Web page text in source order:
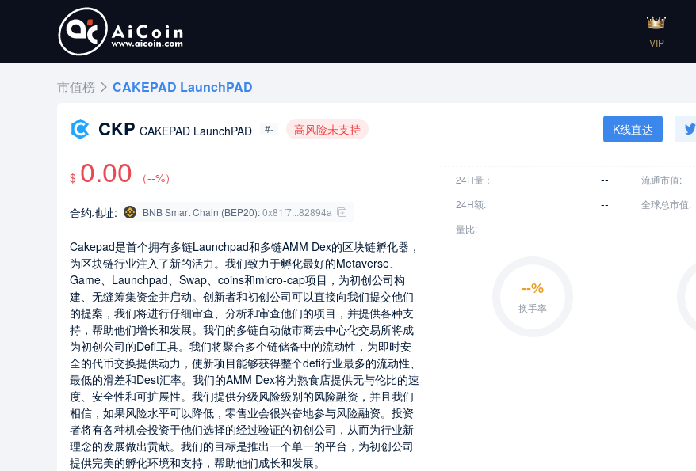
VIP
市值榜 CAKEPAD LaunchPAD
CKP CAKEPAD LaunchPAD #- 高风险未支持
$ 0.00 （--%）
合约地址: BNB Smart Chain (BEP20):0x81f7...82894a
Cakepad是首个拥有多链Launchpad和多链AMM Dex的区块链孵化器，
为区块链行业注入了新的活力。我们致力于孵化最好的Metaverse、
Game、Launchpad、Swap、coins和micro-cap项目，为初创公司构
建、无缝筹集资金并启动。创新者和初创公司可以直接向我们提交他们
的提案，我们将进行仔细审查、分析和审查他们的项目，并提供各种支
持，帮助他们增长和发展。我们的多链自动做市商去中心化交易所将成
为初创公司的Defi工具。我们将聚合多个链储备中的流动性，为即时安
全的代币交换提供动力，使新项目能够获得整个defi行业最多的流动性、
最低的滑差和Dest汇率。我们的AMM Dex将为熟食店提供无与伦比的速
度、安全性和可扩展性。我们提供分级风险级别的风险融资，并且我们
相信，如果风险水平可以降低，零售业会很兴奋地参与风险融资。投资
者将有各种机会投资于他们选择的经过验证的初创公司，从而为行业新
理念的发展做出贡献。我们的目标是推出一个单一的平台，为初创公司
提供完美的孵化环境和支持，帮助他们成长和发展。
K线直达
24H量： --
24H额: --
量比: --
流通市值:
全球总市值: